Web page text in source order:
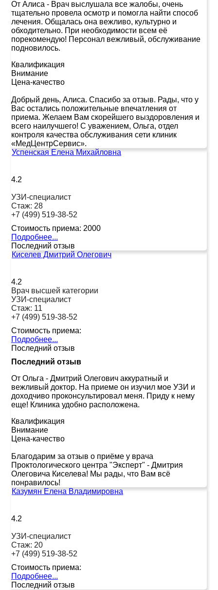
От Алиса - Врач выслушала все жалобы, очень
тщательно провела осмотр и помогла найти способ
лечения. Общалась она вежливо, культурно и
обходительно. При необходимости всем её
порекомендую! Персонал вежливый, обслуживание
подновилось.
Квалификация
Внимание
Цена-качество
Добрый день, Алиса. Спасибо за отзыв. Рады, что у
Вас остались положительные впечатления от
приема. Желаем Вам скорейшего выздоровления и
всего наилучшего! С уважением, Ольга, отдел
контроля качества обслуживания сети клиник
«МедЦентрСервис».
Успенская Елена Михайловна
4.2
УЗИ-специалист
Стаж: 28
+7 (499) 519-38-52
Стоимость приема: 2000
Подробнее...
Последний отзыв
Киселев Дмитрий Олегович
4.2
Врач высшей категории
УЗИ-специалист
Стаж: 11
+7 (499) 519-38-52
Стоимость приема:
Подробнее...
Последний отзыв
Последний отзыв
От Ольга - Дмитрий Олегович аккуратный и
вежливый доктор. На приеме он изучил мое УЗИ и
доходчиво проконсультировал меня. Приду к нему
еще! Клиника удобно расположена.
Квалификация
Внимание
Цена-качество
Благодарим за отзыв о приёме у врача
Проктологического центра "Эксперт" - Дмитрия
Олеговича Киселева! Мы рады, что Вам всё
понравилось!
Казумян Елена Владимировна
4.2
УЗИ-специалист
Стаж: 20
+7 (499) 519-38-52
Стоимость приема:
Подробнее...
Последний отзыв